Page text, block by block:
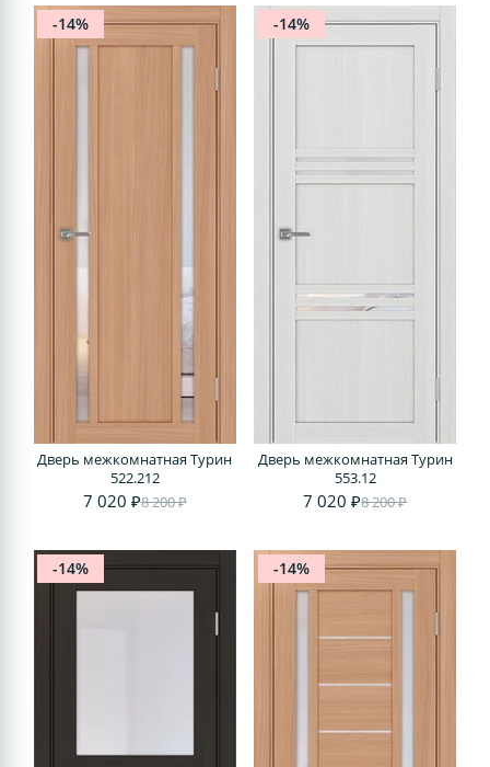
-14%
Дверь межкомнатная Турин
522.212
7 020 ₽8 200 ₽
-14%
Дверь межкомнатная Турин
553.12
7 020 ₽8 200 ₽
-14% -14%